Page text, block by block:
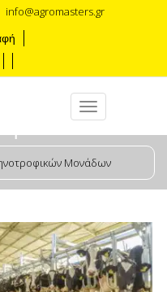
info@agromasters.gr
Μονάδων
Μονάδων